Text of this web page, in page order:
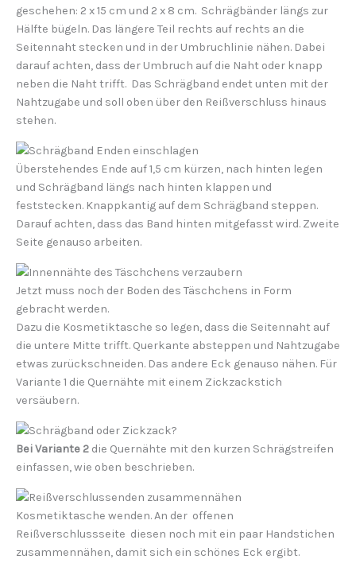
geschehen: 2 x 15 cm und 2 x 8 cm. Schrägbänder längs zur
Hälfte bügeln. Das längere Teil rechts auf rechts an die
Seitennaht stecken und in der Umbruchlinie nähen. Dabei
darauf achten, dass der Umbruch auf die Naht oder knapp
neben die Naht trifft. Das Schrägband endet unten mit der
Nahtzugabe und soll oben über den Reißverschluss hinaus
stehen.
Überstehendes Ende auf 1,5 cm kürzen, nach hinten legen
und Schrägband längs nach hinten klappen und
feststecken. Knappkantig auf dem Schrägband steppen.
Darauf achten, dass das Band hinten mitgefasst wird. Zweite
Seite genauso arbeiten.
Jetzt muss noch der Boden des Täschchens in Form
gebracht werden.
Dazu die Kosmetiktasche so legen, dass die Seitennaht auf
die untere Mitte trifft. Querkante absteppen und Nahtzugabe
etwas zurückschneiden. Das andere Eck genauso nähen. Für
Variante 1 die Quernähte mit einem Zickzackstich
versäubern.
Bei Variante 2 die Quernähte mit den kurzen Schrägstreifen
einfassen, wie oben beschrieben.
Kosmetiktasche wenden. An der offenen
Reißverschlussseite diesen noch mit ein paar Handstichen
zusammennähen, damit sich ein schönes Eck ergibt.